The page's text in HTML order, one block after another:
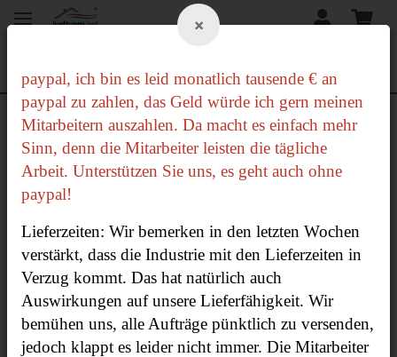
×
paypal, ich bin es leid monatlich tausende € an
paypal zu zahlen, das Geld würde ich gern meinen
Mitarbeitern auszahlen. Da macht es einfach mehr
Sinn, denn die Mitarbeiter leisten die tägliche
Arbeit. Unterstützen Sie uns, es geht auch ohne
paypal!
Lieferzeiten: Wir bemerken in den letzten Wochen
verstärkt, dass die Industrie mit den Lieferzeiten in
Verzug kommt. Das hat natürlich auch
Auswirkungen auf unsere Lieferfähigkeit. Wir
bemühen uns, alle Aufträge pünktlich zu versenden,
jedoch klappt es leider nicht immer. Die Mitarbeiter
PROFESSIONELLE LÜFTUNGSTECHNIK
FÜR EIN PERFEKTES RAUMKLIMA
VON DER KELLERENTLÜFTUNG BIS ZUM
MEHRFAMILIENHAUS, FRAGEN SIE UNS.